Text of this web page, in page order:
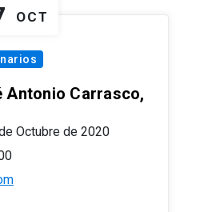
OCT
Antonio Carrasco,
Octubre de 2020